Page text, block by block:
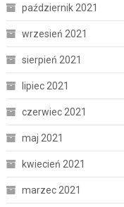
październik 2021
wrzesień 2021
sierpień 2021
lipiec 2021
czerwiec 2021
maj 2021
kwiecień 2021
marzec 2021